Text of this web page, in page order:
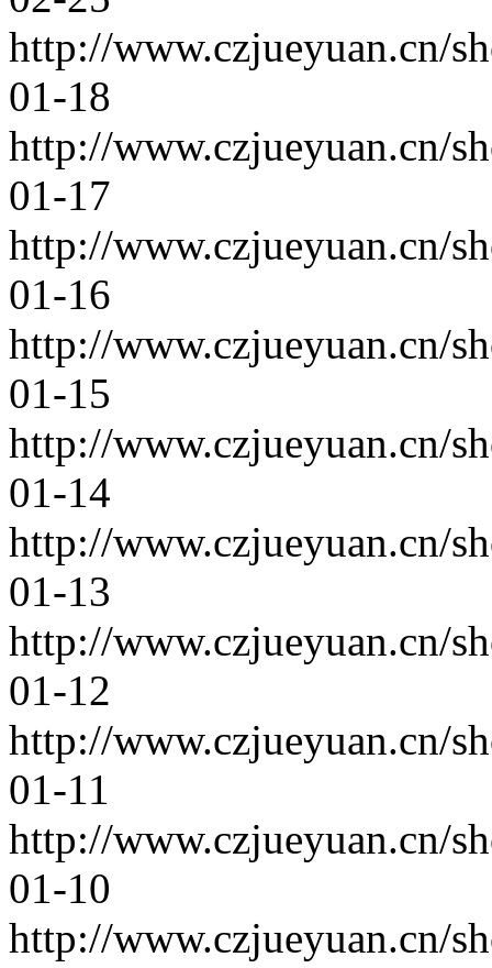
http://www.czjueyuan.cn/
01-18
http://www.czjueyuan.cn/
01-17
http://www.czjueyuan.cn/
01-16
http://www.czjueyuan.cn/
01-15
http://www.czjueyuan.cn/
01-14
http://www.czjueyuan.cn/
01-13
http://www.czjueyuan.cn/
01-12
http://www.czjueyuan.cn/
01-11
http://www.czjueyuan.cn/
01-10
http://www.czjueyuan.cn/